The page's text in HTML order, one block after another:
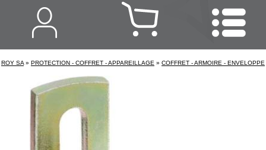
ROY SA » PROTECTION - COFFRET - APPAREILLAGE » COFFRET - ARMOIRE - ENVELOPPE